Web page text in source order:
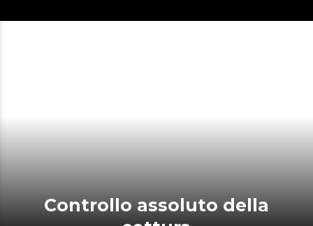
Controllo assoluto della